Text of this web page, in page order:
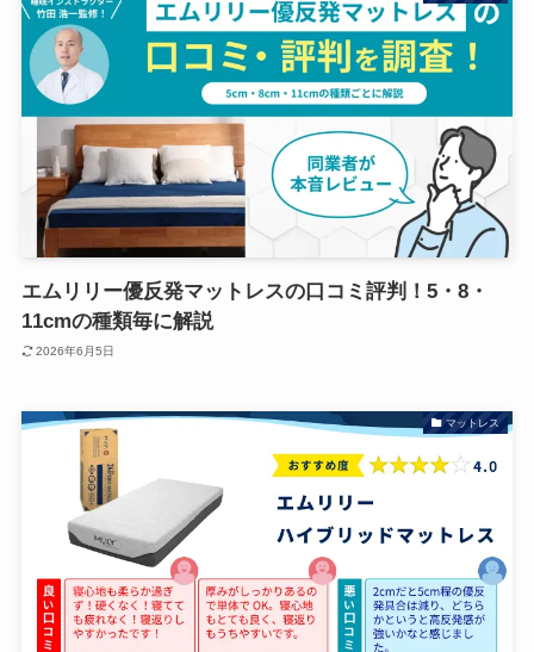
エムリリー優反発マットレスの口コミ評判！5・8・
11cmの種類毎に解説
2026年6月5日
マットレス